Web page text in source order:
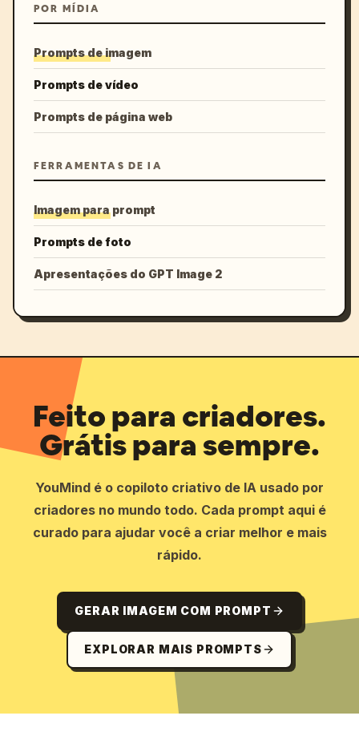
POR MÍDIA
Prompts de imagem
Prompts de vídeo
Prompts de página web
FERRAMENTAS DE IA
Imagem para prompt
Prompts de foto
Apresentações do GPT Image 2
Feito para criadores.
Grátis para sempre.
YouMind é o copiloto criativo de IA usado por
criadores no mundo todo. Cada prompt aqui é
curado para ajudar você a criar melhor e mais
rápido.
GERAR IMAGEM COM PROMPT
EXPLORAR MAIS PROMPTS